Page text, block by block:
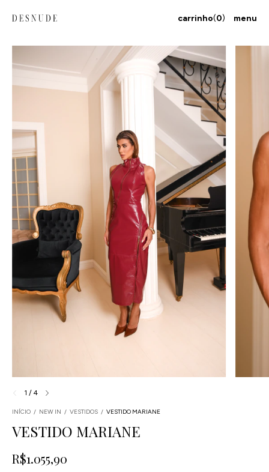
menu
carrinho(0)
1 / 4
INÍCIO / NEW IN / VESTIDOS / VESTIDO MARIANE
VESTIDO MARIANE
R$1.055,90